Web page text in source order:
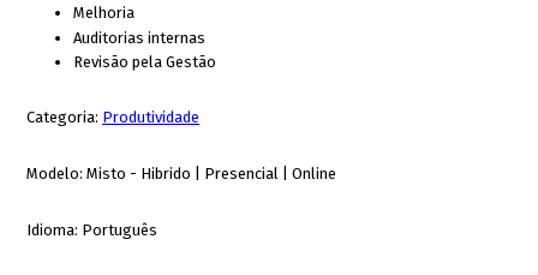
Melhoria
Auditorias internas
Revisão pela Gestão
Categoria: Produtividade
Modelo: Misto - Hibrido | Presencial | Online
Idioma: Português